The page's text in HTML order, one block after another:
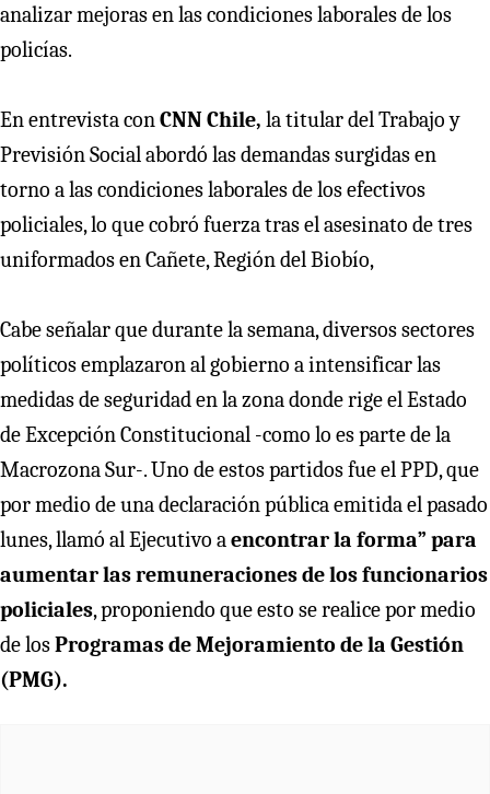
analizar mejoras en las condiciones laborales de los
policías.
En entrevista conCNN Chile, la titular del Trabajo y
Previsión Social abordó las demandas surgidas en
torno a las condiciones laborales de los efectivos
policiales, lo que cobró fuerza tras el asesinato de tres
uniformados en Cañete, Región del Biobío,
Cabe señalar que durante la semana, diversos sectores
políticos emplazaron al gobierno a intensificar las
medidas de seguridad en la zona donde rige el Estado
de Excepción Constitucional -como lo es parte de la
Macrozona Sur-. Uno de estos partidos fue el PPD, que
por medio de una declaración pública emitida el pasado
lunes, llamó al Ejecutivo aencontrar la forma” para
aumentar las remuneraciones de los funcionarios
policiales, proponiendo que esto se realice por medio
de losProgramas de Mejoramiento de la Gestión
(PMG).